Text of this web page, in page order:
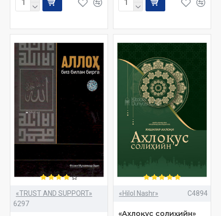
«TRUST AND SUPPORT»
6297
«Hilol Nashr» C4894
«Ахлоқус солиҳийн»